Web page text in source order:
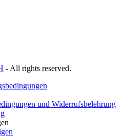
- All rights reserved.
und Widerrufsbelehrung